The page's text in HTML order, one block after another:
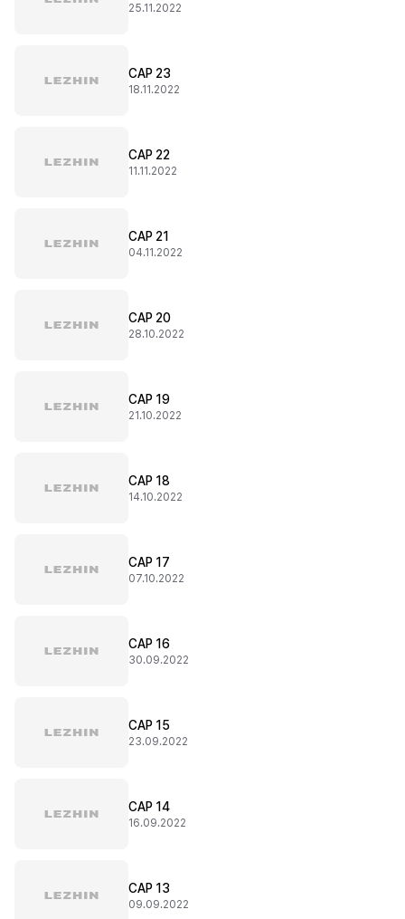
25.11.2022
CAP 23
18.11.2022
CAP 22
11.11.2022
CAP 21
04.11.2022
CAP 20
28.10.2022
CAP 19
21.10.2022
CAP 18
14.10.2022
CAP 17
07.10.2022
CAP 16
30.09.2022
CAP 15
23.09.2022
CAP 14
16.09.2022
CAP 13
09.09.2022